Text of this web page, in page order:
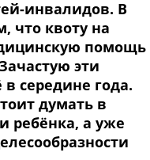
инвалидов. В
что квоту на
помощь
эти
середине года.
думать в
ребёнка, а уже